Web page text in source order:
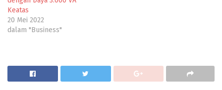
Keatas
20 Mei 2022
dalam "Business"